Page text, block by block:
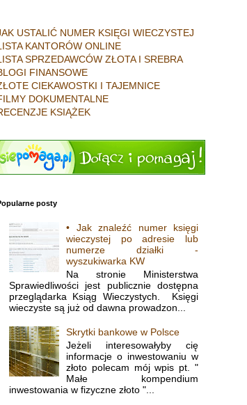
USTALIĆ NUMER KSIĘGI WIECZYSTEJ
KANTORÓW ONLINE
SPRZEDAWCÓW ZŁOTA I SREBRA
FINANSOWE
CIEKAWOSTKI I TAJEMNICE
DOKUMENTALNE
KSIĄŻEK
posty
• Jak znaleźć numer księgi
wieczystej po adresie lub
numerze działki -
wyszukiwarka KW
Na stronie Ministerstwa
Sprawiedliwości jest publicznie dostępna
przeglądarka Ksiąg Wieczystych. Księgi
wieczyste są już od dawna prowadzon...
Skrytki bankowe w Polsce
Jeżeli interesowałyby cię
informacje o inwestowaniu w
złoto polecam mój wpis pt. "
Małe kompendium
inwestowania w fizyczne złoto "...